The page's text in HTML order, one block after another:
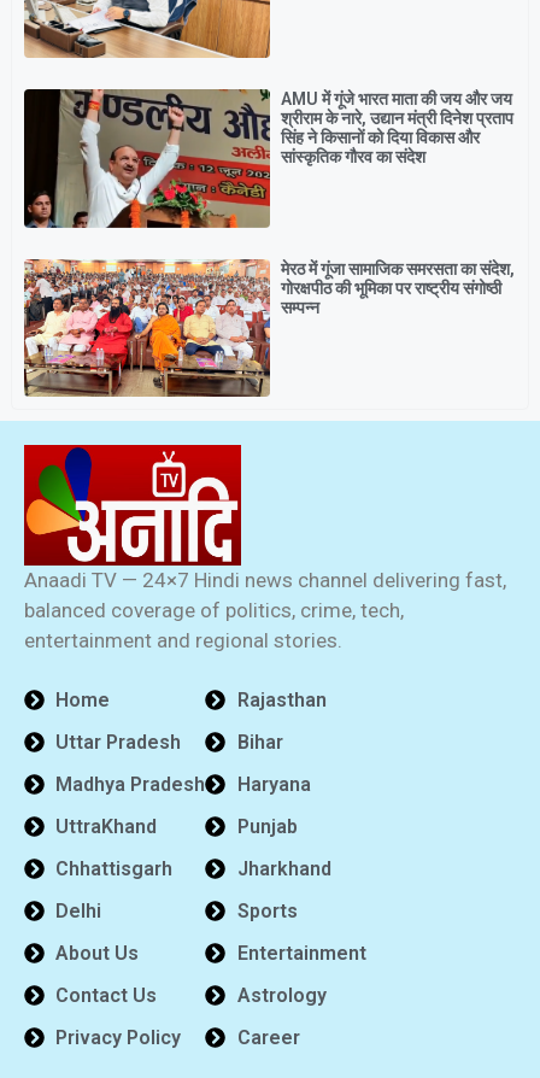
AMU में गूंजे भारत माता की जय और जय
श्रीराम के नारे, उद्यान मंत्री दिनेश प्रताप
सिंह ने किसानों को दिया विकास और
सांस्कृतिक गौरव का संदेश
मेरठ में गूंजा सामाजिक समरसता का संदेश,
गोरक्षपीठ की भूमिका पर राष्ट्रीय संगोष्ठी
सम्पन्न
Anaadi TV — 24×7 Hindi news channel delivering fast,
balanced coverage of politics, crime, tech,
entertainment and regional stories.
Home
Uttar Pradesh
Madhya Pradesh
UttraKhand
Chhattisgarh
Delhi
About Us
Contact Us
Privacy Policy
Rajasthan
Bihar
Haryana
Punjab
Jharkhand
Sports
Entertainment
Astrology
Career